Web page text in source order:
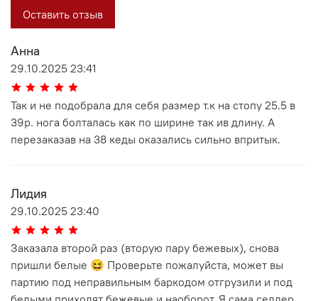
Анна
29.10.2025 23:41
Так и не подобрала для себя размер т.к на стопу 25.5 в
39р. нога болталась как по ширине так ив длину. А
перезаказав на 38 кеды оказались сильно впритык.
Лидия
29.10.2025 23:40
Заказала второй раз (вторую пару бежевых), снова
пришли белые 😆 Проверьте пожалуйста, может вы
партию под неправильным баркодом отгрузили и под
Оставить отзыв